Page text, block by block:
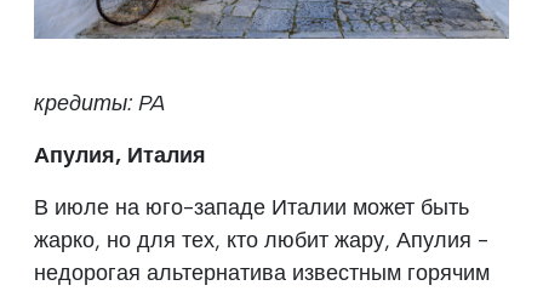
кредиты: PA
Апулия, Италия
В июле на юго-западе Италии может быть
жарко, но для тех, кто любит жару, Апулия -
недорогая альтернатива известным горячим